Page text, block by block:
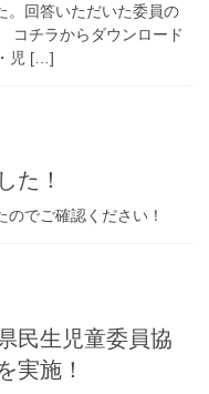
。回答いただいた委員の
コチラからダウンロード
児 […]
た！
でご確認ください！
民生児童委員協
実施！